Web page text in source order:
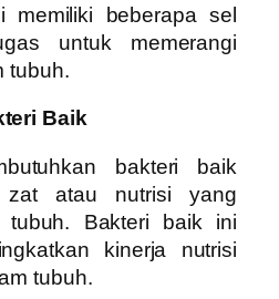
memiliki beberapa sel
untuk memerangi
tubuh.
Baik
bakteri baik
zat atau nutrisi yang
Bakteri baik ini
kinerja nutrisi
tubuh.